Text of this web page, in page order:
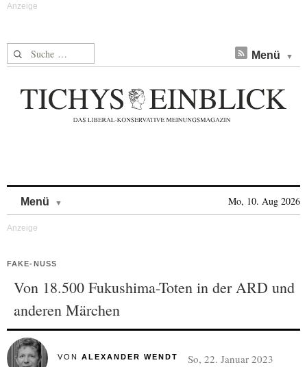
Suche nach: Menü
Menü Mo, 10. Aug 2026
FAKE-NUSS
Von 18.500 Fukushima-Toten in der ARD und
anderen Märchen
VON ALEXANDER WENDT So, 22. Januar 2023